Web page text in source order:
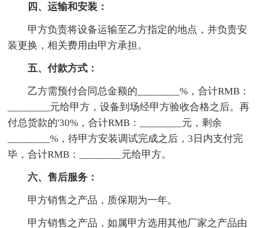
四、运输和安装：
甲方负责将设备运输至乙方指定的地点，并负责安
装更换，相关费用由甲方承担。
五、付款方式：
乙方需预付合同总金额的________%，合计RMB：
________元给甲方，设备到场经甲方验收合格之后。再
付总货款的'30%，合计RMB：________元，剩余
________%，待甲方安装调试完成之后，3日内支付完
毕，合计RMB：________元给甲方。
六、售后服务：
甲方销售之产品，质保期为一年。
甲方销售之产品，如属甲方选用其他厂家之产品由